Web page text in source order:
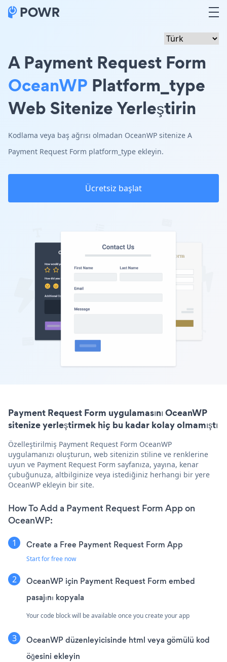
A Payment Request Form
OceanWP Platform_type
Web Sitenize Yerleştirin
Kodlama veya baş ağrısı olmadan OceanWP sitenize A
Payment Request Form platform_type ekleyin.
Ücretsiz başlat
Payment Request Form uygulamasını OceanWP
sitenize yerleştirmek hiç bu kadar kolay olmamıştı
Özelleştirilmiş Payment Request Form OceanWP
uygulamanızı oluşturun, web sitenizin stiline ve renklerine
uyun ve Payment Request Form sayfanıza, yayına, kenar
çubuğunuza, altbilginize veya istediğiniz herhangi bir yere
OceanWP ekleyin bir site.
How To Add a Payment Request Form App on
OceanWP:
Create a Free Payment Request Form App
Start for free now
OceanWP için Payment Request Form embed
pasajını kopyala
Your code block will be available once you create your app
OceanWP düzenleyicisinde html veya gömülü kod
öğesini ekleyin